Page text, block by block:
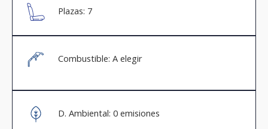
Plazas: 7
Combustible: A elegir
D. Ambiental: 0 emisiones